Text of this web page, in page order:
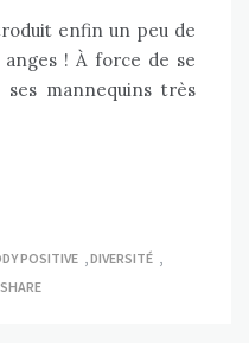
enfin un peu de
! À force de se
mannequins très
POSITIVE DIVERSITÉ
SHARE